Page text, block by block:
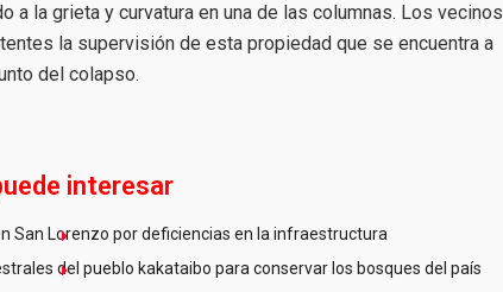
a la grieta y curvatura en una de las columnas. Los vecinos
la supervisión de esta propiedad que se encuentra a
del colapso.
interesar
San Lorenzo por deficiencias en la infraestructura
del pueblo kakataibo para conservar los bosques del país